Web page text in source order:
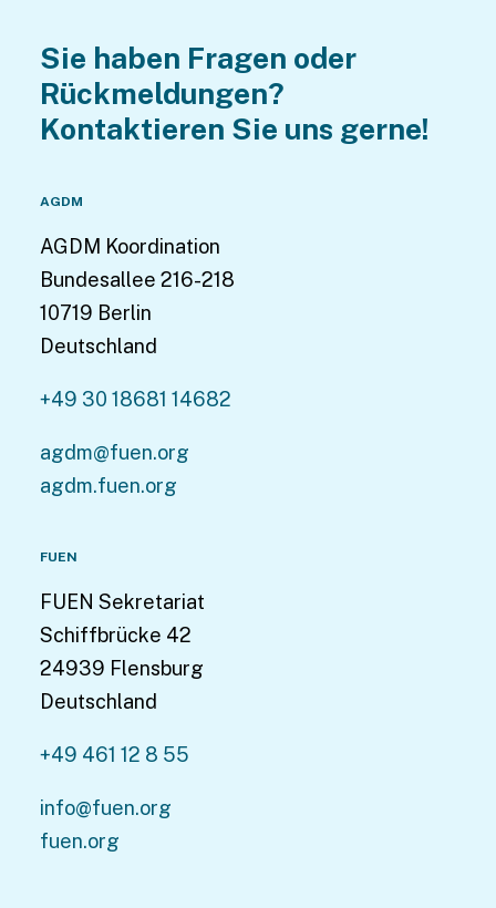
Sie haben Fragen oder
Rückmeldungen?
Kontaktieren Sie uns gerne!
AGDM
AGDM Koordination
Bundesallee 216-218
10719 Berlin
Deutschland
+49 30 18681 14682
agdm@fuen.org
agdm.fuen.org
FUEN
FUEN Sekretariat
Schiffbrücke 42
24939 Flensburg
Deutschland
+49 461 12 8 55
info@fuen.org
fuen.org